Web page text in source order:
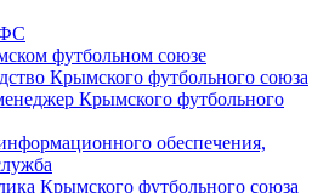
футбольном союзе
Крымского футбольного союза
Крымского футбольного
обеспечения,
Крымского футбольного союза